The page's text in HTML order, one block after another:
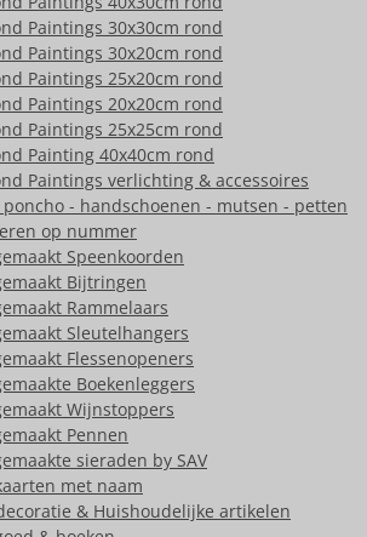
Paintings 30x30cm rond
Paintings 30x20cm rond
Paintings 25x20cm rond
Paintings 20x20cm rond
Paintings 25x25cm rond
Painting 40x40cm rond
Paintings verlichting & accessoires
poncho - handschoenen - mutsen - petten
op nummer
Speenkoorden
Bijtringen
Rammelaars
Sleutelhangers
Flessenopeners
Boekenleggers
Wijnstoppers
Pennen
sieraden by SAV
met naam
& Huishoudelijke artikelen